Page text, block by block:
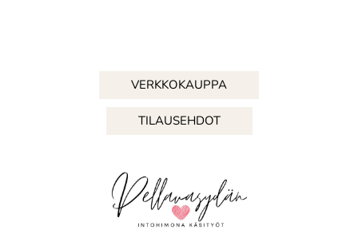
VERKKOKAUPPA
TILAUSEHDOT